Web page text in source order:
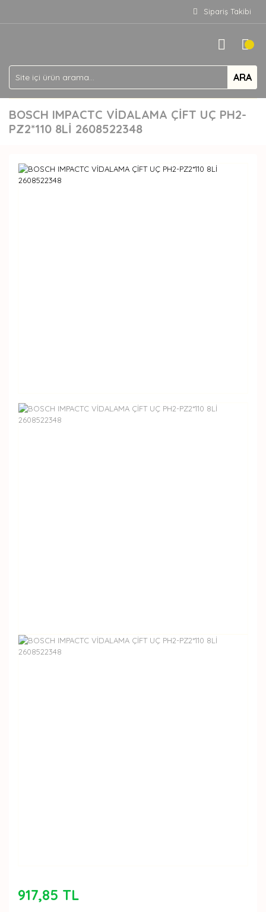
Sipariş Takibi
ARA
BOSCH IMPACTC VİDALAMA ÇİFT UÇ PH2-
PZ2*110 8Lİ 2608522348
917,85 TL